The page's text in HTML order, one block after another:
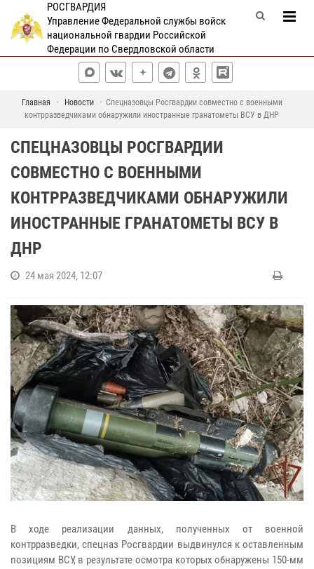
РОСГВАРДИЯ
Управление Федеральной службы войск
национальной гвардии Российской
Федерации по Свердловской области
Главная Новости
Спецназовцы Росгвардии совместно с военными
контрразведчиками обнаружили иностранные гранатометы ВСУ в ДНР
СПЕЦНАЗОВЦЫ РОСГВАРДИИ
СОВМЕСТНО С ВОЕННЫМИ
КОНТРРАЗВЕДЧИКАМИ ОБНАРУЖИЛИ
ИНОСТРАННЫЕ ГРАНАТОМЕТЫ ВСУ В
ДНР
24 мая 2024, 12:07
В ходе реализации данных, полученных от военной
контрразведки, спецназ Росгвардии выдвинулся к оставленным
позициям ВСУ, в результате осмотра которых обнаружены 150-мм